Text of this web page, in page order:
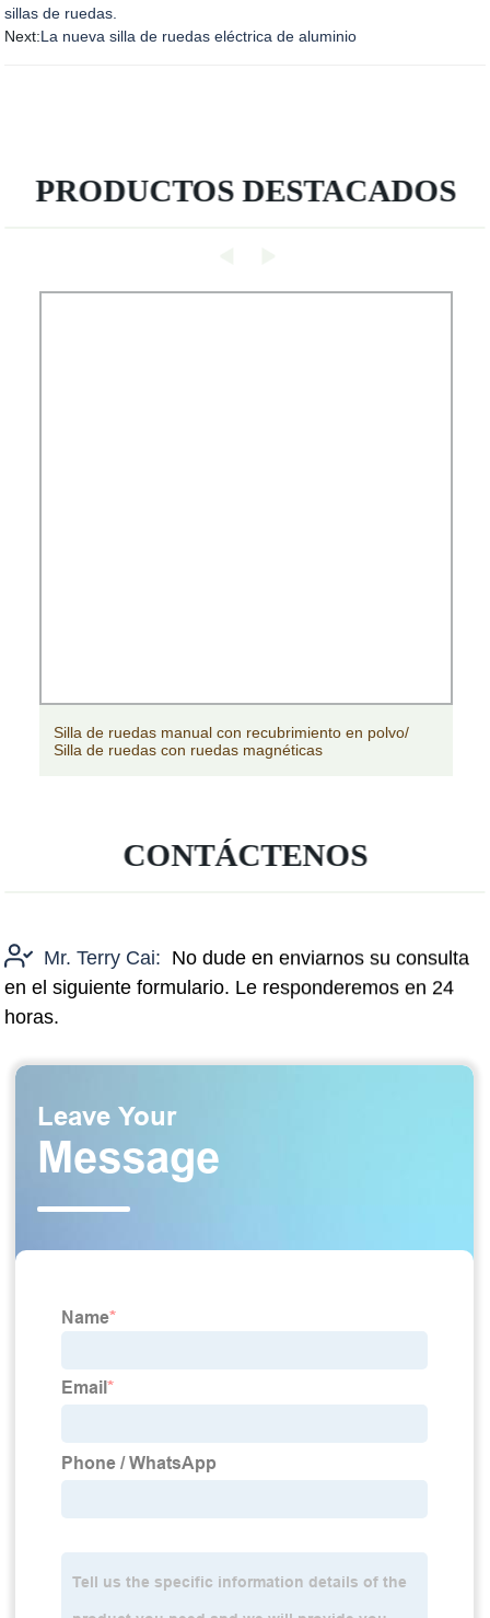
sillas de ruedas.
Next:La nueva silla de ruedas eléctrica de aluminio
PRODUCTOS DESTACADOS
Silla de ruedas manual con recubrimiento en polvo/
Silla de ruedas con ruedas magnéticas
CONTÁCTENOS
Mr. Terry Cai: No dude en enviarnos su consulta
en el siguiente formulario. Le responderemos en 24
horas.